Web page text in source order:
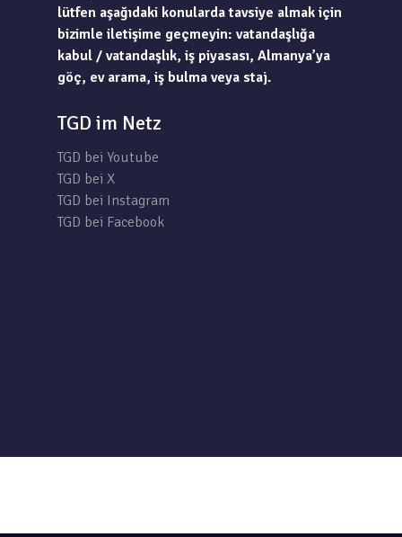
lütfen aşağıdaki konularda tavsiye almak için
bizimle iletişime geçmeyin: vatandaşlığa
kabul / vatandaşlık, iş piyasası, Almanya’ya
göç, ev arama, iş bulma veya staj.
TGD im Netz
TGD bei Youtube
TGD bei X
TGD bei Instagram
TGD bei Facebook